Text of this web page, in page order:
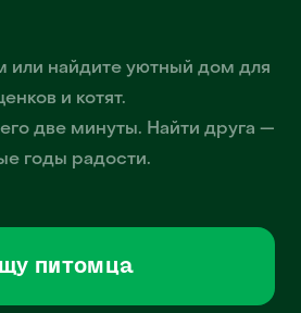
или найдите уютный дом для
и котят.
две минуты. Найти друга —
годы радости.
питомца